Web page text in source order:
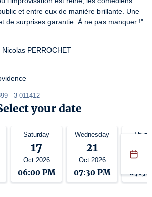
et entre eux de manière brillante. Une
de surprises garantie. À ne pas manquer !"
PERROCHET
3-011412
your date
Saturday
17
Oct 2026
06:00 PM
Wednesday
21
Oct 2026
07:30 PM
Oct